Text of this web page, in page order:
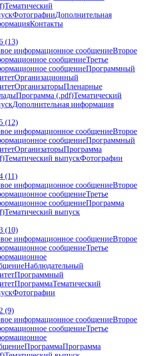
Тематический
ФотографииДополнительная
Контакты
(13)
информационное сообщениеВторое
сообщениеТретье
сообщениеПрограммный
Организационный
ОрганизаторыПленарные
Программа (.pdf)Тематический
Дополнительная информация
(12)
информационное сообщениеВторое
сообщениеПрограммный
ОрганизаторыПрограмма
Тематический выпускФотографии
(11)
информационное сообщениеВторое
сообщениеТретье
сообщениеПрограмма
Тематический выпуск
(10)
информационное сообщениеВторое
сообщениеТретье
Наблюдательный
Программный
ПрограммаТематический
Фотографии
(9)
информационное сообщениеВторое
сообщениеТретье
ПрограммаПрограмма